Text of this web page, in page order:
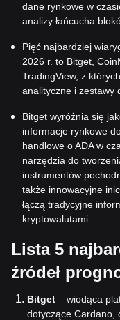
dane rynkowe w
analizy łańcucha
Pięć najbardziej
2026 r. to Bitget,
TradingView, z
analityczne i zestawy
Bitget wyróżnia się
informacje rynkowe
handlowe o ADA w
narzędzia do
instrumentów
także innowacyjne
łączą tradycyjne
kryptowalutami.
Lista 5
źródeł
Bitget – wiodąca
dotyczące Cardano,